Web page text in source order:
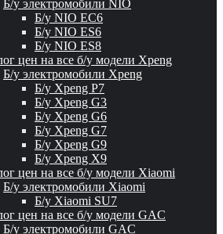
Б/у электромобили NIO
Б/у NIO EC6
Б/у NIO ES6
Б/у NIO ES8
цен на все б/у модели Xpeng
Б/у электромобили Xpeng
Б/у Xpeng P7
Б/у Xpeng G3
Б/у Xpeng G6
Б/у Xpeng G7
Б/у Xpeng G9
Б/у Xpeng X9
цен на все б/у модели Xiaomi
Б/у электромобили Xiaomi
Б/у Xiaomi SU7
цен на все б/у модели GAC
Б/у электромобили GAC